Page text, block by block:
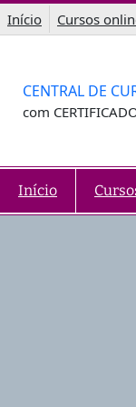
Saltar
para
Início Cursos
CENTRAL DE
com
Início